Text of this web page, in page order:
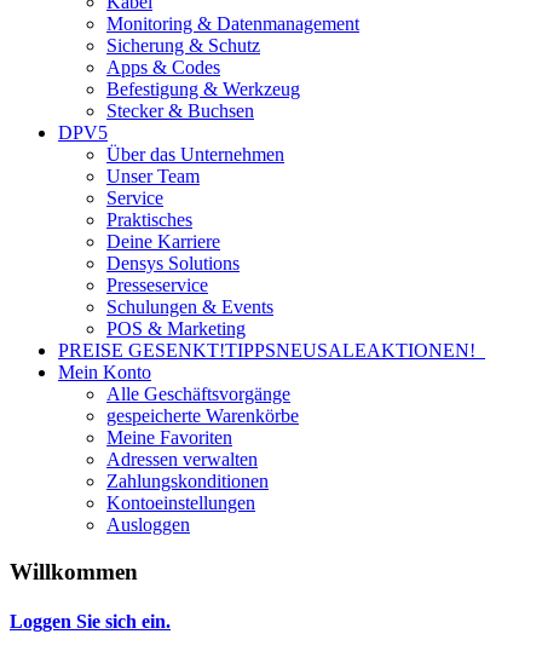
Monitoring & Datenmanagement
Sicherung & Schutz
Apps & Codes
Befestigung & Werkzeug
Stecker & Buchsen
DPV5
Über das Unternehmen
Unser Team
Service
Praktisches
Deine Karriere
Densys Solutions
Presseservice
Schulungen & Events
POS & Marketing
PREISE GESENKT!TIPPSNEUSALEAKTIONEN!
Mein Konto
Alle Geschäftsvorgänge
gespeicherte Warenkörbe
Meine Favoriten
Adressen verwalten
Zahlungskonditionen
Kontoeinstellungen
Ausloggen
Willkommen
Loggen Sie sich ein.